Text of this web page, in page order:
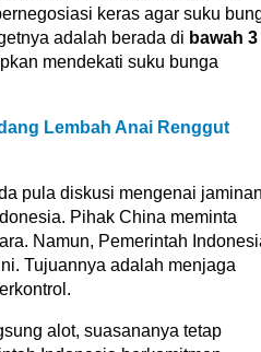
keras agar suku
adalah berada di bawah 3
mendekati suku bunga
Lembah Anai Renggut
pula diskusi mengenai jaminan
Pihak China meminta
Namun, Pemerintah
Tujuannya adalah menjaga
alot, suasananya tetap